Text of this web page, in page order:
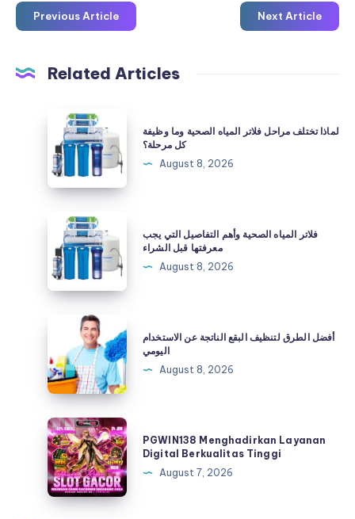
Previous Article Next Article
Related Articles
لماذا
تختلف
مراحل
فلاتر
المياه
الصحية
وظيفة
كل
مرحلة؟
لماذا تختلف مراحل فلاتر المياه الصحية وما وظيفة
كل مرحلة؟
August 8, 2026
فلاتر
المياه
الصحية
وأهم
التفاصيل
معرفتها
قبل
الشراء
فلاتر المياه الصحية وأهم التفاصيل التي يجب
معرفتها قبل الشراء
August 8, 2026
الطرق
لتنظيف
البقع
الناتجة
عن
الاستخدام
اليومي
أفضل الطرق لتنظيف البقع الناتجة عن الاستخدام
اليومي
August 8, 2026
PGWIN138
Menghadirkan
Layanan
Digital
Berkualitas
PGWIN138 Menghadirkan Layanan
Digital Berkualitas Tinggi
August 7, 2026